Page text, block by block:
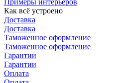
Примеры интерьеров
Как всё устроено
Доставка
Доставка
Таможенное оформление
Таможенное оформление
Гарантии
Гарантии
Оплата